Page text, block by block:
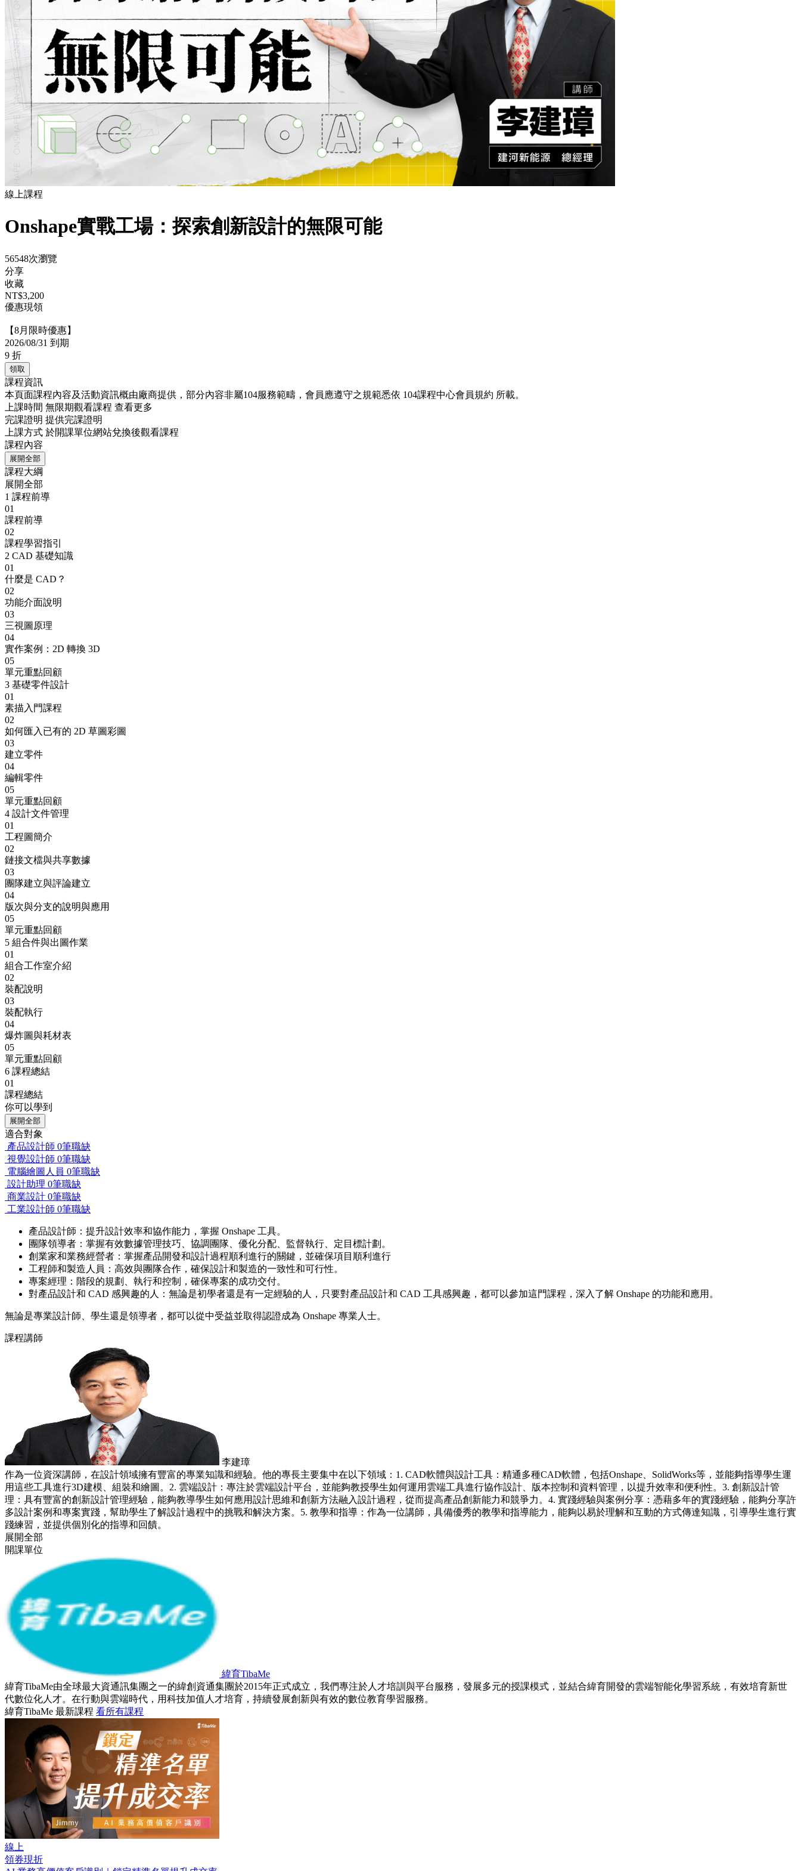
線上課程
Onshape實戰工場：探索創新設計的無限可能
56548次瀏覽
分享
收藏
NT$3,200
優惠現領
【8月限時優惠】
2026/08/31 到期
9 折
領取
課程資訊
本頁面課程內容及活動資訊概由廠商提供，部分內容非屬104服務範疇，會員應遵守之規範悉依 104課程中心會員規約 所載。
上課時間 無限期觀看課程 查看更多
完課證明 提供完課證明
上課方式 於開課單位網站兌換後觀看課程
課程內容
展開全部
課程大綱
展開全部
1 課程前導
01
課程前導
02
課程學習指引
2 CAD 基礎知識
01
什麼是 CAD？
02
功能介面說明
03
三視圖原理
04
實作案例：2D 轉換 3D
05
單元重點回顧
3 基礎零件設計
01
素描入門課程
02
如何匯入已有的 2D 草圖彩圖
03
建立零件
04
編輯零件
05
單元重點回顧
4 設計文件管理
01
工程圖簡介
02
鏈接文檔與共享數據
03
團隊建立與評論建立
04
版次與分支的說明與應用
05
單元重點回顧
5 組合件與出圖作業
01
組合工作室介紹
02
裝配說明
03
裝配執行
04
爆炸圖與耗材表
05
單元重點回顧
6 課程總結
01
課程總結
你可以學到
展開全部
適合對象
產品設計師 0筆職缺
視覺設計師 0筆職缺
電腦繪圖人員 0筆職缺
設計助理 0筆職缺
商業設計 0筆職缺
工業設計師 0筆職缺
產品設計師：提升設計效率和協作能力，掌握 Onshape 工具。
團隊領導者：掌握有效數據管理技巧、協調團隊、優化分配、監督執行、定目標計劃。
創業家和業務經營者：掌握產品開發和設計過程順利進行的關鍵，並確保項目順利進行
工程師和製造人員：高效與團隊合作，確保設計和製造的一致性和可行性。
專案經理：階段的規劃、執行和控制，確保專案的成功交付。
對產品設計和 CAD 感興趣的人：無論是初學者還是有一定經驗的人，只要對產品設計和 CAD 工具感興趣，都可以參加這門課程，深入了解 Onshape 的功能和應用。
無論是專業設計師、學生還是領導者，都可以從中受益並取得認證成為 Onshape 專業人士。
課程講師
李建璋
作為一位資深講師，在設計領域擁有豐富的專業知識和經驗。他的專長主要集中在以下領域：1. CAD軟體與設計工具：精通多種CAD軟體，包括Onshape、SolidWorks等，並能夠指導學生運
用這些工具進行3D建模、組裝和繪圖。2. 雲端設計：專注於雲端設計平台，並能夠教授學生如何運用雲端工具進行協作設計、版本控制和資料管理，以提升效率和便利性。3. 創新設計管
理：具有豐富的創新設計管理經驗，能夠教導學生如何應用設計思維和創新方法融入設計過程，從而提高產品創新能力和競爭力。4. 實踐經驗與案例分享：憑藉多年的實踐經驗，能夠分享許
多設計案例和專案實踐，幫助學生了解設計過程中的挑戰和解決方案。5. 教學和指導：作為一位講師，具備優秀的教學和指導能力，能夠以易於理解和互動的方式傳達知識，引導學生進行實
踐練習，並提供個別化的指導和回饋。
展開全部
開課單位
緯育TibaMe
緯育TibaMe由全球最大資通訊集團之一的緯創資通集團於2015年正式成立，我們專注於人才培訓與平台服務，發展多元的授課模式，並結合緯育開發的雲端智能化學習系統，有效培育新世
代數位化人才。在行動與雲端時代，用科技加值人才培育，持續發展創新與有效的數位教育學習服務。
緯育TibaMe 最新課程 看所有課程
線上
領券現折